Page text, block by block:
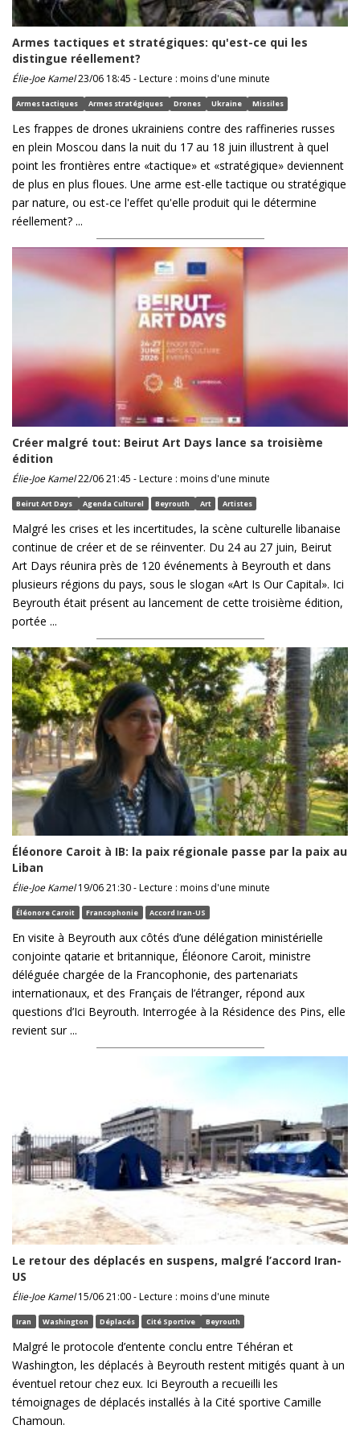
Armes tactiques et stratégiques: qu'est-ce qui les
distingue réellement?
Élie-Joe Kamel23/06 18:45 - Lecture : moins d'une minute
Armes tactiques Armes stratégiques Drones Ukraine Missiles
Les frappes de drones ukrainiens contre des raffineries russes
en plein Moscou dans la nuit du 17 au 18 juin illustrent à quel
point les frontières entre «tactique» et «stratégique» deviennent
de plus en plus floues. Une arme est-elle tactique ou stratégique
par nature, ou est-ce l'effet qu'elle produit qui le détermine
réellement? ...
Créer malgré tout: Beirut Art Days lance sa troisième
édition
Élie-Joe Kamel22/06 21:45 - Lecture : moins d'une minute
Beirut Art Days Agenda Culturel Beyrouth Art Artistes
Malgré les crises et les incertitudes, la scène culturelle libanaise
continue de créer et de se réinventer. Du 24 au 27 juin, Beirut
Art Days réunira près de 120 événements à Beyrouth et dans
plusieurs régions du pays, sous le slogan «Art Is Our Capital». Ici
Beyrouth était présent au lancement de cette troisième édition,
portée ...
Éléonore Caroit à IB: la paix régionale passe par la paix au
Liban
Élie-Joe Kamel19/06 21:30 - Lecture : moins d'une minute
Éléonore Caroit Francophonie Accord Iran-US
En visite à Beyrouth aux côtés d’une délégation ministérielle
conjointe qatarie et britannique, Éléonore Caroit, ministre
déléguée chargée de la Francophonie, des partenariats
internationaux, et des Français de l’étranger, répond aux
questions d’Ici Beyrouth. Interrogée à la Résidence des Pins, elle
revient sur ...
Le retour des déplacés en suspens, malgré l’accord Iran-
US
Élie-Joe Kamel15/06 21:00 - Lecture : moins d'une minute
Iran Washington Déplacés Cité Sportive Beyrouth
Malgré le protocole d’entente conclu entre Téhéran et
Washington, les déplacés à Beyrouth restent mitigés quant à un
éventuel retour chez eux. Ici Beyrouth a recueilli les
témoignages de déplacés installés à la Cité sportive Camille
Chamoun.